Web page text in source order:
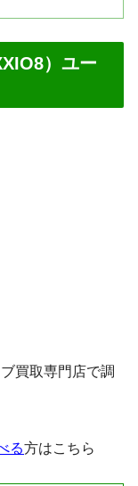
）ユー
買取専門店で調
る方はこちら